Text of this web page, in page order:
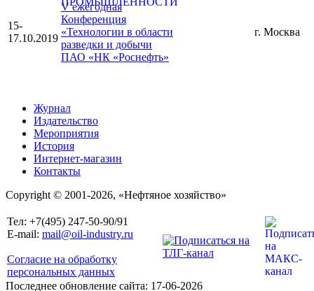
15-
17.10.2019
V ежегодная
Конференция
«Технологии в области
разведки и добычи
ПАО «НК «Роснефть»
г. Москва
Журнал
Издательство
Мероприятия
История
Интернет-магазин
Контакты
Copyright © 2001-2026, «Нефтяное хозяйство»
Тел: +7(495) 247-50-90/91
E-mail: mail@oil-industry.ru
Согласие на обработку
персональных данных
Последнее обновление сайта: 17-06-2026